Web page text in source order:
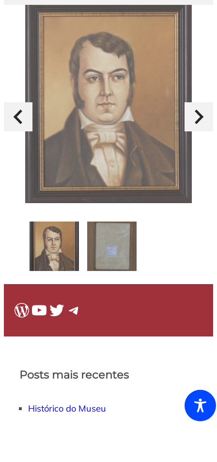
WordPress
Youtube
Twitter
Telegram
Posts mais recentes
Histórico do Museu